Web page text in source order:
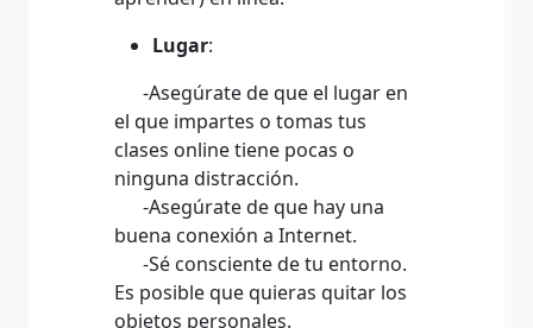
Lugar:
-Asegúrate de que el lugar en
el que impartes o tomas tus
clases online tiene pocas o
ninguna distracción.
-Asegúrate de que hay una
buena conexión a Internet.
-Sé consciente de tu entorno.
Es posible que quieras quitar los
objetos personales.